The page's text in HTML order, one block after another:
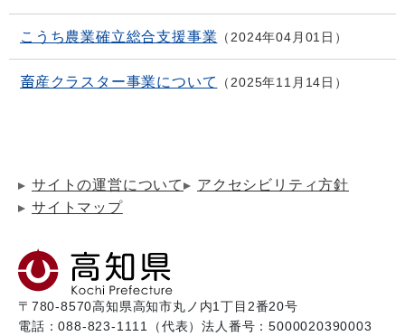
こうち農業確立総合支援事業 2024年04月01日
畜産クラスター事業について 2025年11月14日
サイトの運営について
アクセシビリティ方針
サイトマップ
〒780-8570高知県高知市丸ノ内1丁目2番20号
電話：088-823-1111（代表）法人番号：5000020390003